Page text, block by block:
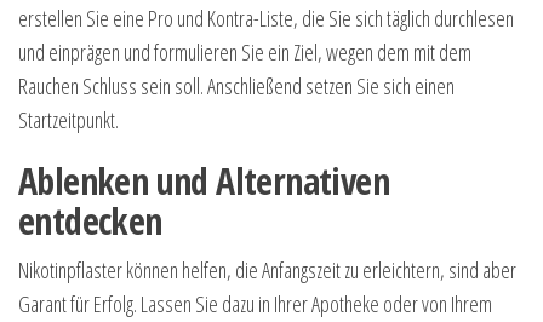
erstellen Sie eine Pro und Kontra-Liste, die Sie sich täglich durchlesen
und einprägen und formulieren Sie ein Ziel, wegen dem mit dem
Rauchen Schluss sein soll. Anschließend setzen Sie sich einen
Startzeitpunkt.
Ablenken und Alternativen
entdecken
Nikotinpflaster können helfen, die Anfangszeit zu erleichtern, sind aber
Garant für Erfolg. Lassen Sie dazu in Ihrer Apotheke oder von Ihrem